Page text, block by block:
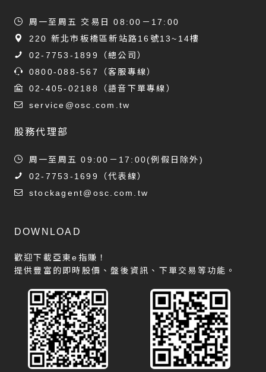
周一至周五 交易日 08:00－17:00
220 新北市板橋區新站路16號13~14樓
02-7753-1899
（總公司）
0800-088-567
（客服專線）
02-405-02188
（語音下單專線）
service@osc.com.tw
股務代理部
周一至周五 09:00－17:00(例假日除外)
02-7753-1699
（代表線）
stockagent@osc.com.tw
DOWNLOAD
歡迎下載亞東e指賺！
提供豐富的即時股價、盤後資訊、下單交易等功能。